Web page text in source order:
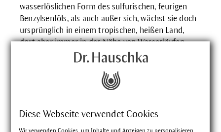
Diese Webseite verwendet Cookies
Wir verwenden Cookies, um Inhalte und Anzeigen zu personalisieren,
wasserlöslichen Form des sulfurischen, feurigen
Benzylsenföls, als auch außer sich, wächst sie doch
ursprünglich in einem tropischen, heißen Land,
dort aber immer in der Nähe von Wasserläufen.
Die Kapuzinerkresse wirkt innerlich angewandt
die sich in besonders intensiver Weise mit dem
Zusammenspiel von Luft und Wasser auseinander
formschön gelebten Zusammenklang der